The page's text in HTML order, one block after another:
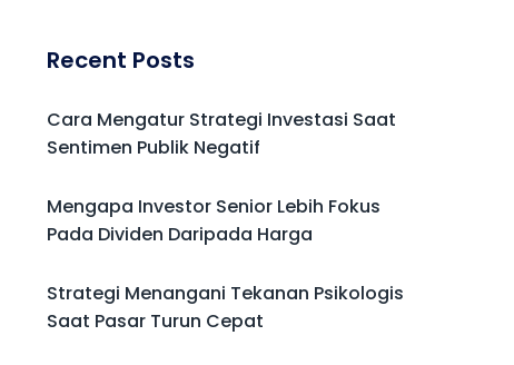
Recent Posts
Cara Mengatur Strategi Investasi Saat
Sentimen Publik Negatif
Mengapa Investor Senior Lebih Fokus
Pada Dividen Daripada Harga
Strategi Menangani Tekanan Psikologis
Saat Pasar Turun Cepat